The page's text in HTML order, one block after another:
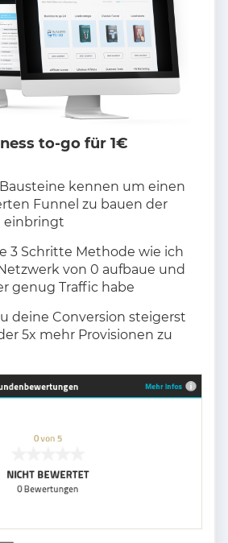
to-go für 1€
Bausteine kennen um einen
Funnel zu bauen der
einbringt
3 Schritte Methode wie ich
von 0 aufbaue und
genug Traffic habe
deine Conversion steigerst
5x mehr Provisionen zu